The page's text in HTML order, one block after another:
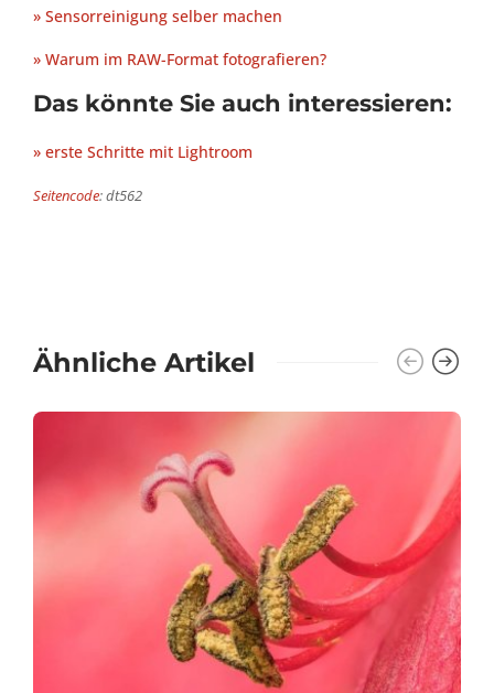
» Sensorreinigung selber machen
» Warum im RAW-Format fotografieren?
Das könnte Sie auch interessieren:
» erste Schritte mit Lightroom
Seitencode: dt562
Ähnliche Artikel